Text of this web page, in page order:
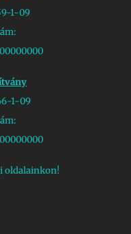
1-09
1-09
oldalainkon!